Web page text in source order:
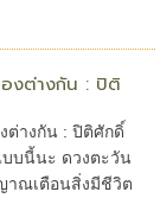
องต่างกัน : ปิติ
ต่างกัน : ปิติศักดิ์
บนี้นะ ดวงตะวัน
าณเตือนสิ่งมีชีวิต